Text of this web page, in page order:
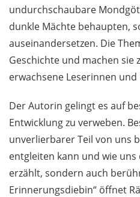
undurchschaubare
dunkle Mächte behaupten,
auseinandersetzen. Die
Geschichte und machen
erwachsene Leserinnen
Der Autorin gelingt es auf
Entwicklung zu verweben.
unverlierbarer Teil von uns
entgleiten kann und wie
erzählt, sondern auch
Erinnerungsdiebin“ öffnet